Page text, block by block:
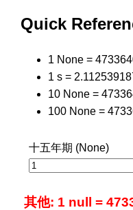
Quick
1 None =
1 s =
10 None =
100 None =
十五年期 (None)
其他: 1 null =